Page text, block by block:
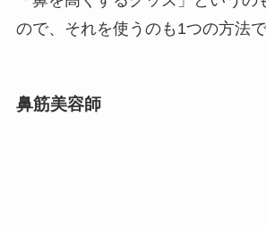
ので、それを使うのも1つの方法で
鼻筋美容師